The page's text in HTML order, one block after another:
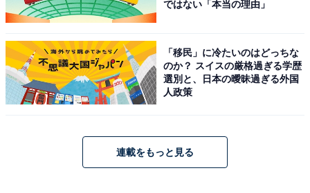
※回答者からのコメントは原文ママです
次ページ 12位までのランキング結果を見る
ではない「本当の理由」
「移民」に冷たいのはどっちな
のか？ スイスの厳格過ぎる学歴
選別と、日本の曖昧過ぎる外国
人政策
連載をもっと見る